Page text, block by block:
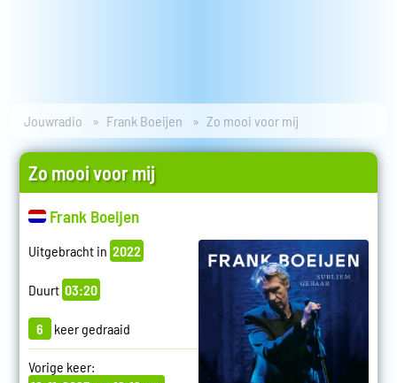
Jouwradio Frank Boeijen Zo mooi voor mij
Zo mooi voor mij
Frank Boeijen
Uitgebracht in 2022
Duurt 03:20
6 keer gedraaid
Vorige keer: